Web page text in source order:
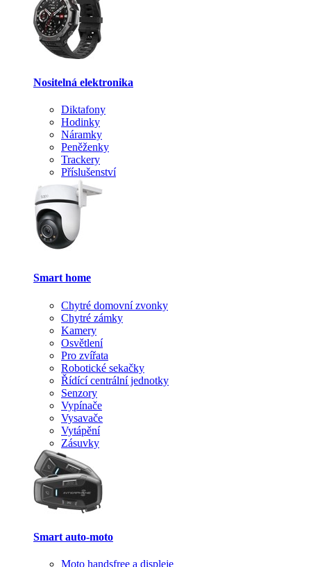
Nositelná elektronika
Diktafony
Hodinky
Náramky
Peněženky
Trackery
Příslušenství
Smart home
Chytré domovní zvonky
Chytré zámky
Kamery
Osvětlení
Pro zvířata
Robotické sekačky
Řídící centrální jednotky
Senzory
Vypínače
Vysavače
Vytápění
Zásuvky
Smart auto-moto
Moto handsfree a displeje